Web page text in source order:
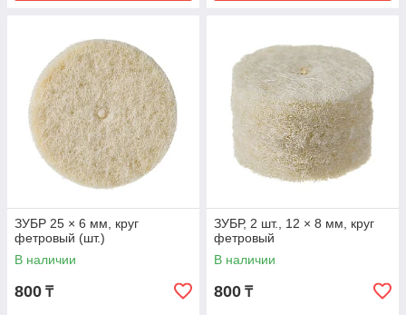
ЗУБР 25 × 6 мм, круг
фетровый (шт.)
В наличии
800 ₸
ЗУБР, 2 шт., 12 × 8 мм, круг
фетровый
В наличии
800 ₸